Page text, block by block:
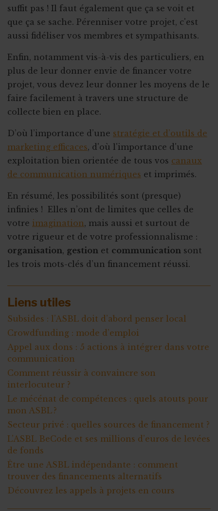
suffit pas ! Il faut également que ça se voit et
que ça se sache. Pérenniser votre projet, c'est
aussi fidéliser vos membres et sympathisants.
Enfin, notamment vis-à-vis des particuliers, en
plus de leur donner envie de financer votre
projet, vous devez leur donner les moyens de le
faire facilement à travers une structure de
collecte bien en place.
D’où l’importance d’une stratégie et d’outils de
marketing efficaces, d'où l'importance d'une
exploitation bien orientée de tous vos canaux
de communication numériques et imprimés.
En résumé, les possibilités sont (presque)
infinies ! Elles n’ont de limites que celles de
votre imagination, mais aussi et surtout de
votre rigueur et de votre professionnalisme :
organisation, gestion et communication sont
les trois mots-clés d’un financement réussi.
Liens utiles
Subsides : l’ASBL doit d’abord penser local
Crowdfunding : mode d’emploi
Appel aux dons : 5 actions à intégrer dans votre
communication
Comment réussir à convaincre son
interlocuteur ?
Le mécénat de compétences : quels atouts pour
mon ASBL ?
Secteur privé : quelles sources de financement ?
L’ASBL BeCode et ses millions d’euros de levées
de fonds
Être une ASBL indépendante : comment
trouver des financements alternatifs
Découvrez les appels à projets en cours